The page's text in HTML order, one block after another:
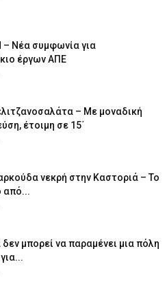
– Νέα συμφωνία για
έργων ΑΠΕ
– Με μοναδική
έτοιμη σε 15΄
νεκρή στην Καστοριά – Το
από...
μπορεί να παραμένει μια πόλη